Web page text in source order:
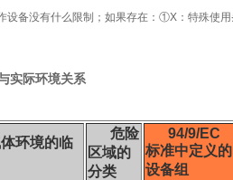
设备没有什么限制；如果存在：①X：特殊使
实际环境关系
环境的临
危险
区域的
分类
94/9/EC
标准中定义的
设备组